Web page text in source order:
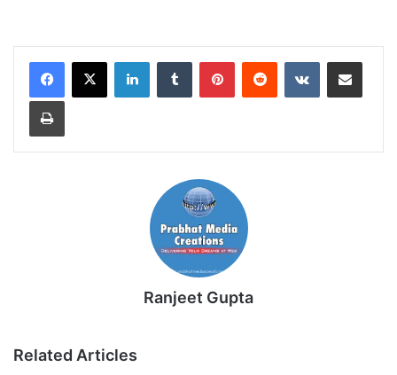
LinkedInTumblr PinterestReddit VKontakteShare via Email
Print
Ranjeet Gupta
Related Articles